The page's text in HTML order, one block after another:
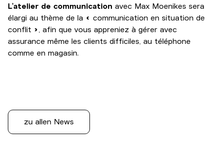
L’atelier de communication avec Max Moenikes sera
élargi au thème de la « communication en situation de
conflit », afin que vous appreniez à gérer avec
assurance même les clients difficiles, au téléphone
comme en magasin.
zu allen News